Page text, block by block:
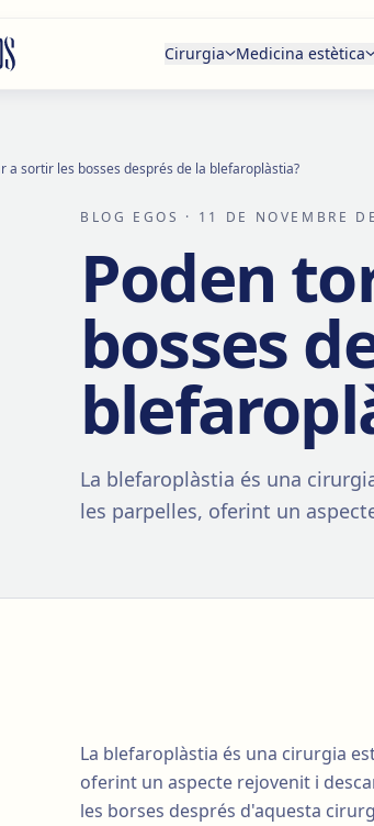
Cirurgia Medicina estètica
a sortir les bosses després de la blefaroplàstia?
BLOG EGOS · 11 DE NOVEMBRE
Poden
bosses
La blefaroplàstia és una
les parpelles, oferint un
La blefaroplàstia és una cirurgia
oferint un aspecte rejovenit i
les borses després d'aquesta